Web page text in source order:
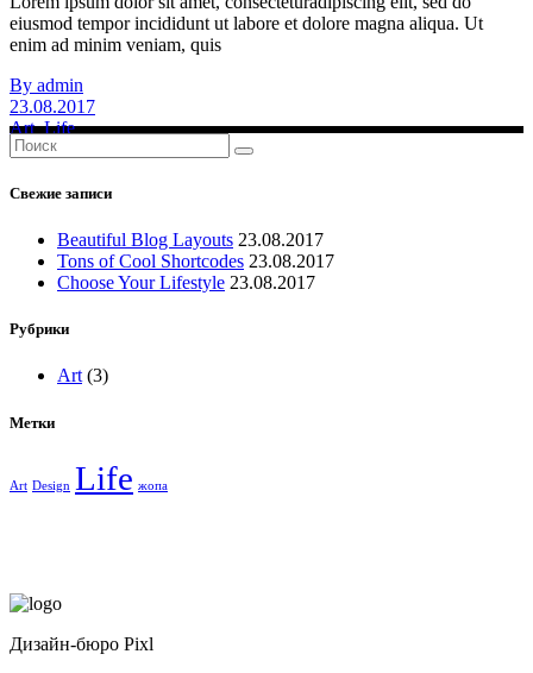
eiusmod tempor incididunt ut labore et dolore magna aliqua. Ut
enim ad minim veniam, quis
By admin
23.08.2017
Art,Life
Search
for:
Свежие записи
Beautiful Blog Layouts 23.08.2017
Tons of Cool Shortcodes 23.08.2017
Choose Your Lifestyle 23.08.2017
Рубрики
Art(3)
Метки
Art Design Life жопа
Дизайн-бюро Pixl